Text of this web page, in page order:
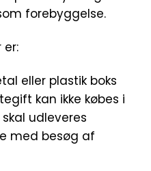
forebyggelse.
eller plastik boks
kan ikke købes i
udleveres
med besøg af